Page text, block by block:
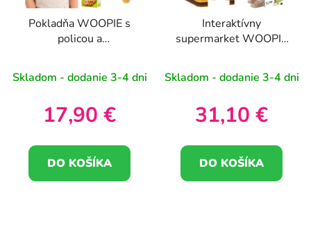
Pokladňa WOOPIE s
policou a
Skladom - dodanie 3-4 dni
17,90 €
DO KOŠÍKA
Interaktívny
supermarket WOOPIE
príslušenstvo
Skladom - dodanie 3-4 dni
31,10 €
DO KOŠÍKA